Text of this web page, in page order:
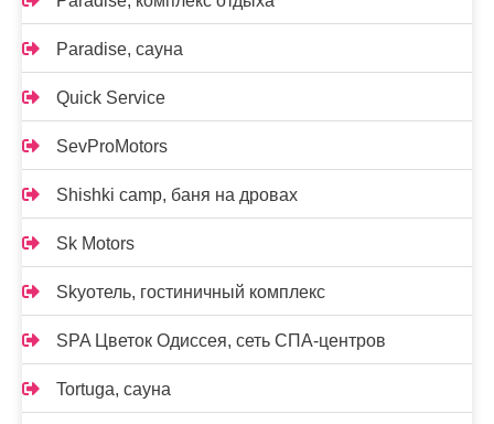
Paradise, сауна
Quick Service
SevProMotors
Shishki camp, баня на дровах
Sk Motors
Skyотель, гостиничный комплекс
SPA Цветок Одиссея, сеть СПА-центров
Tortuga, сауна